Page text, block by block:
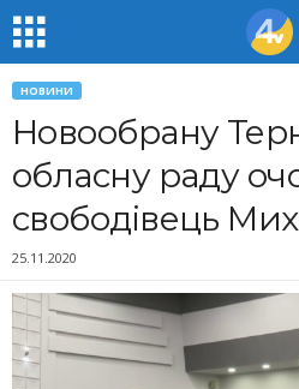
НОВИНИ
Новообрану
обласну раду
свободівець
25.11.2020